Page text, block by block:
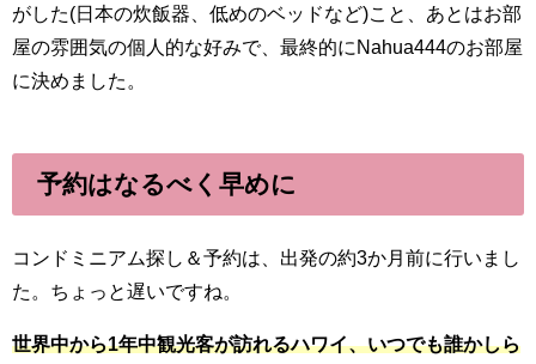
がした(日本の炊飯器、低めのベッドなど)こと、あとはお部
屋の雰囲気の個人的な好みで、最終的にNahua444のお部屋
に決めました。
予約はなるべく早めに
コンドミニアム探し＆予約は、出発の約3か月前に行いまし
た。ちょっと遅いですね。
世界中から1年中観光客が訪れるハワイ、いつでも誰かしら